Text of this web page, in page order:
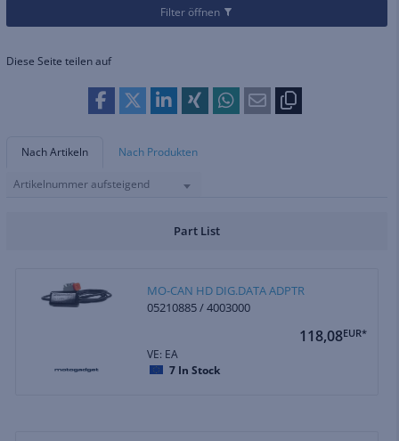
Filter öffnen
Diese Seite teilen auf
Nach Artikeln Nach Produkten
Artikelnummer aufsteigend
Part List
MO-CAN HD DIG.DATA ADPTR
05210885 / 4003000
118,08EUR*
VE: EA
7 In Stock